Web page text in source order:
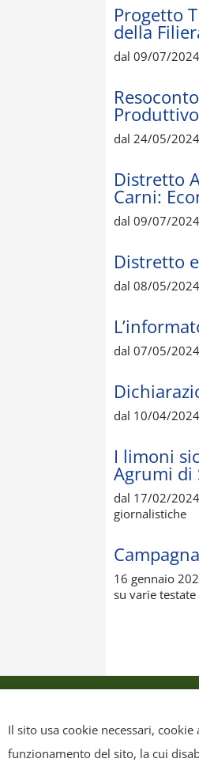
Progetto
della
dal 09/07/
dal 24/05/
Distretto
Carni:
dal 09/07/
Distretto
dal 08/05/
dal 07/05/
dal 10/04/
I limoni
Agrumi di
dal 17/02/
giornalistiche
16 gennaio
su varie
Il sito usa cookie necessari,
funzionamento del sito, la cui